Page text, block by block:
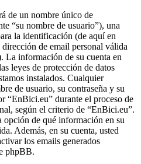
de un nombre único de
“su nombre de usuario”), una
la identificación (de aquí en
dirección de email personal válida
La información de su cuenta en
leyes de protección de datos
instalados. Cualquier
de usuario, su contraseña y su
“EnBici.eu” durante el proceso de
según el criterio de “EnBici.eu”.
opción de qué información en su
Además, en su cuenta, usted
los emails generados
phpBB.